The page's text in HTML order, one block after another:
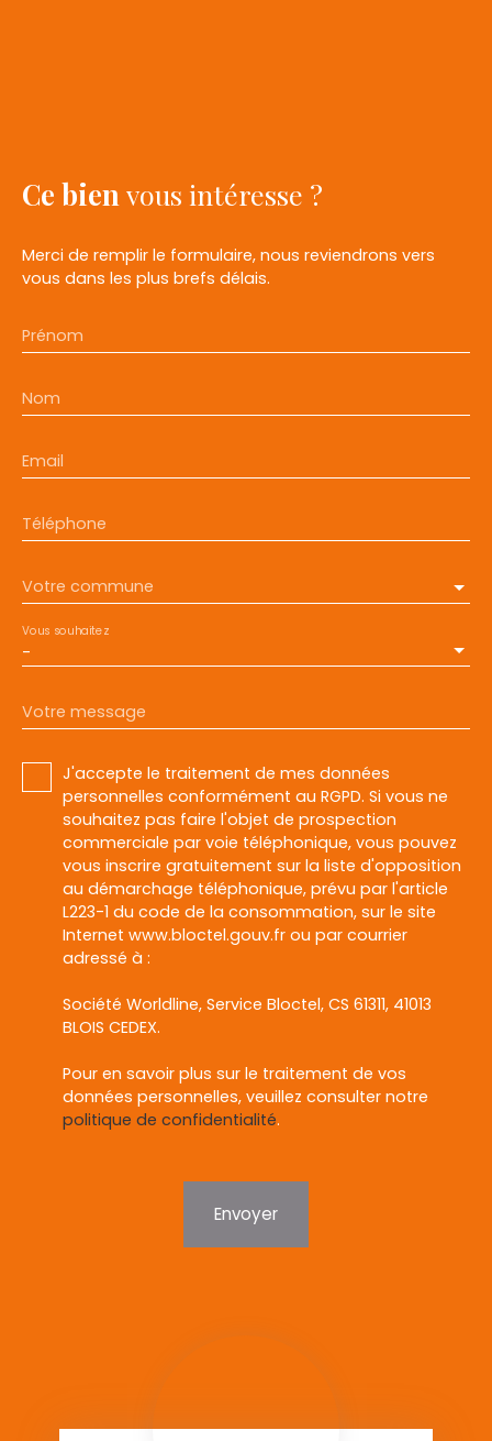
Ce bien vous intéresse ?
Merci de remplir le formulaire, nous reviendrons vers
vous dans les plus brefs délais.
Prénom
Nom
Email
Téléphone
Votre commune
-
Vous souhaitez
Votre message
J'accepte le traitement de mes données
personnelles conformément au RGPD. Si vous ne
souhaitez pas faire l'objet de prospection
commerciale par voie téléphonique, vous pouvez
vous inscrire gratuitement sur la liste d'opposition
au démarchage téléphonique, prévu par l'article
L223-1 du code de la consommation, sur le site
Internet www.bloctel.gouv.fr ou par courrier
adressé à :
Société Worldline, Service Bloctel, CS 61311, 41013
BLOIS CEDEX.
Pour en savoir plus sur le traitement de vos
données personnelles, veuillez consulter notre
politique de confidentialité.
Envoyer